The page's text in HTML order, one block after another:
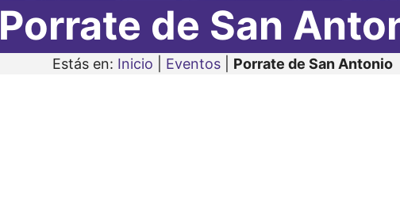
Porrate de San
Estás en: Inicio Eventos| Porrate de San Antonio